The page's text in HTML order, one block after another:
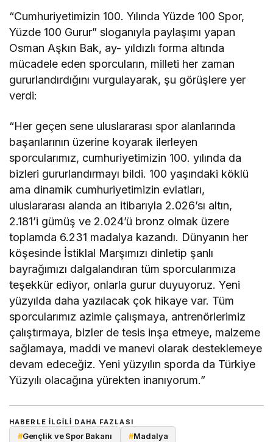
“Cumhuriyetimizin 100. Yılında Yüzde 100 Spor,
Yüzde 100 Gurur” sloganıyla paylaşımı yapan
Osman Aşkın Bak, ay- yıldızlı forma altında
mücadele eden sporcuların, milleti her zaman
gururlandırdığını vurgulayarak, şu görüşlere yer
verdi:
“Her geçen sene uluslararası spor alanlarında
başarılarının üzerine koyarak ilerleyen
sporcularımız, cumhuriyetimizin 100. yılında da
bizleri gururlandırmayı bildi. 100 yaşındaki köklü
ama dinamik cumhuriyetimizin evlatları,
uluslararası alanda an itibarıyla 2.026’sı altın,
2.181’i gümüş ve 2.024’ü bronz olmak üzere
toplamda 6.231 madalya kazandı. Dünyanın her
köşesinde İstiklal Marşımızı dinletip şanlı
bayrağımızı dalgalandıran tüm sporcularımıza
teşekkür ediyor, onlarla gurur duyuyoruz. Yeni
yüzyılda daha yazılacak çok hikaye var. Tüm
sporcularımız azimle çalışmaya, antrenörlerimiz
çalıştırmaya, bizler de tesis inşa etmeye, malzeme
sağlamaya, maddi ve manevi olarak desteklemeye
devam edeceğiz. Yeni yüzyılın sporda da Türkiye
Yüzyılı olacağına yürekten inanıyorum.”
HABERLE ILGILI DAHA FAZLASI
#Gençlik ve Spor Bakanı #Madalya